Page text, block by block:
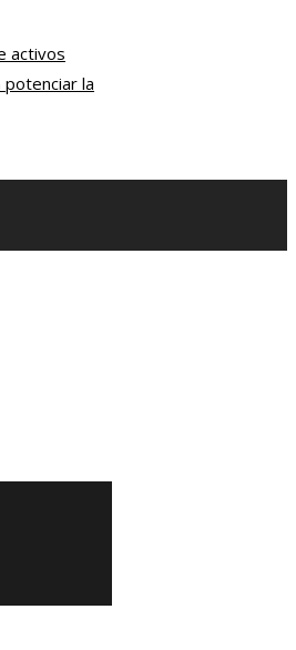
activos
la